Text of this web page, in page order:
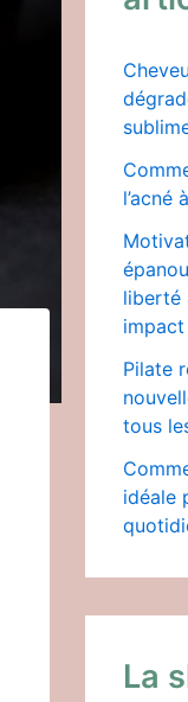
l’acné
liberté
Pilate
tous
idéale
La